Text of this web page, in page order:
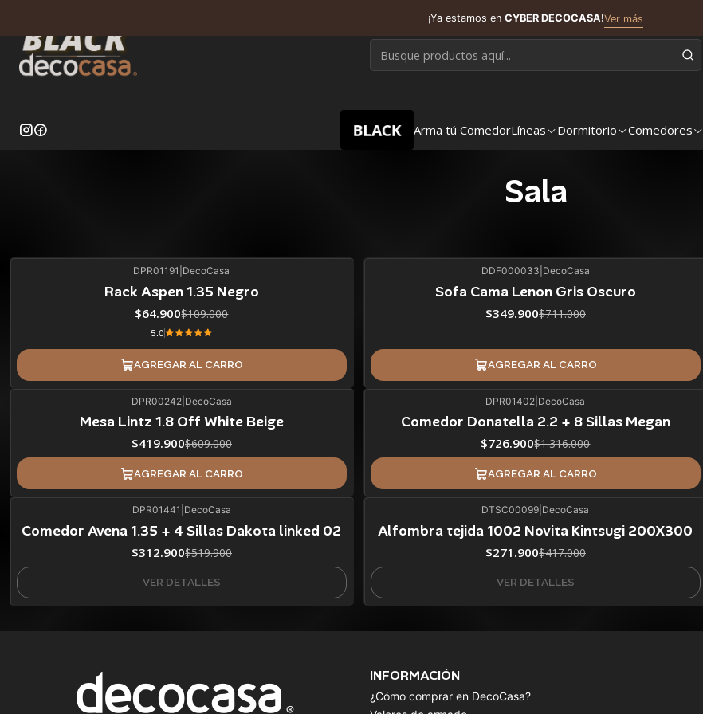
BLACK Arma tú ComedorLíneas Dormitorio Comedores
¡Ya estamos en CYBER DECOCASA!Ver más
Sala
DPR01191 DecoCasa
Rack Aspen 1.35 Negro
$64.900$109.000
5.0
AGREGAR AL CARRO
DDF000033 DecoCasa
Sofa Cama Lenon Gris Oscuro
$349.900$711.000
AGREGAR AL CARRO
DPR00242| DecoCasa
Mesa Lintz 1.8 Off White Beige
$419.900$609.000
AGREGAR AL CARRO
DPR01402 DecoCasa
Comedor Donatella 2.2 + 8 Sillas Megan
$726.900$1.316.000
AGREGAR AL CARRO
Agotado
DPR01441 DecoCasa
Comedor Avena 1.35 + 4 Sillas Dakota linked 02
$312.900$519.900
VER DETALLES
Agotado
DTSC00099 DecoCasa
Alfombra tejida 1002 Novita Kintsugi 200X300
$271.900$417.000
VER DETALLES
INFORMACIÓN
¿Cómo comprar en DecoCasa?